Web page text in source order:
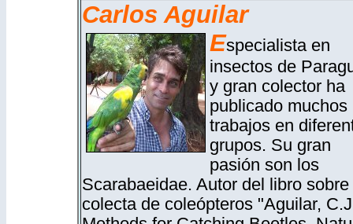
Carlos Aguilar
Especialista en
insectos de
y gran colector ha
publicado muchos
trabajos en
grupos. Su gran
pasión son los
Scarabaeidae. Autor del libro sobre
colecta de coleópteros "Aguilar,